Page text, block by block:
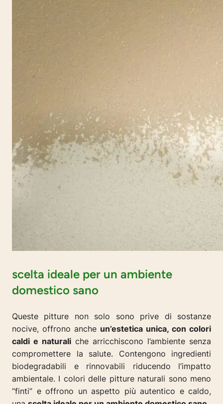
scelta ideale per un ambiente
domestico sano
Queste pitture non solo sono prive di sostanze
nocive, offrono anche un’estetica unica, con colori
caldi e naturali che arricchiscono l’ambiente senza
compromettere la salute. Contengono ingredienti
biodegradabili e rinnovabili riducendo l’impatto
ambientale. I colori delle pitture naturali sono meno
“finti” e offrono un aspetto più autentico e caldo,